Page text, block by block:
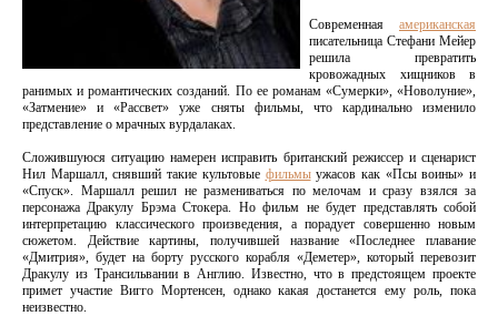
Современная американская
писательница Стефани Мейер
решила превратить
кровожадных хищников в
ранимых и романтических созданий. По ее романам «Сумерки», «Новолуние»,
«Затмение» и «Рассвет» уже сняты фильмы, что кардинально изменило
представление о мрачных вурдалаках.
Сложившуюся ситуацию намерен исправить британский режиссер и сценарист
Нил Маршалл, снявший такие культовые фильмыужасов как «Псы воины» и
«Спуск». Маршалл решил не размениваться по мелочам и сразу взялся за
персонажа Дракулу Брэма Стокера. Но фильм не будет представлять собой
интерпретацию классического произведения, а порадует совершенно новым
сюжетом. Действие картины, получившей название «Последнее плавание
«Дмитрия», будет на борту русского корабля «Деметер», который перевозит
Дракулу из Трансильвании в Англию. Известно, что в предстоящем проекте
примет участие Вигго Мортенсен, однако какая достанется ему роль, пока
неизвестно.